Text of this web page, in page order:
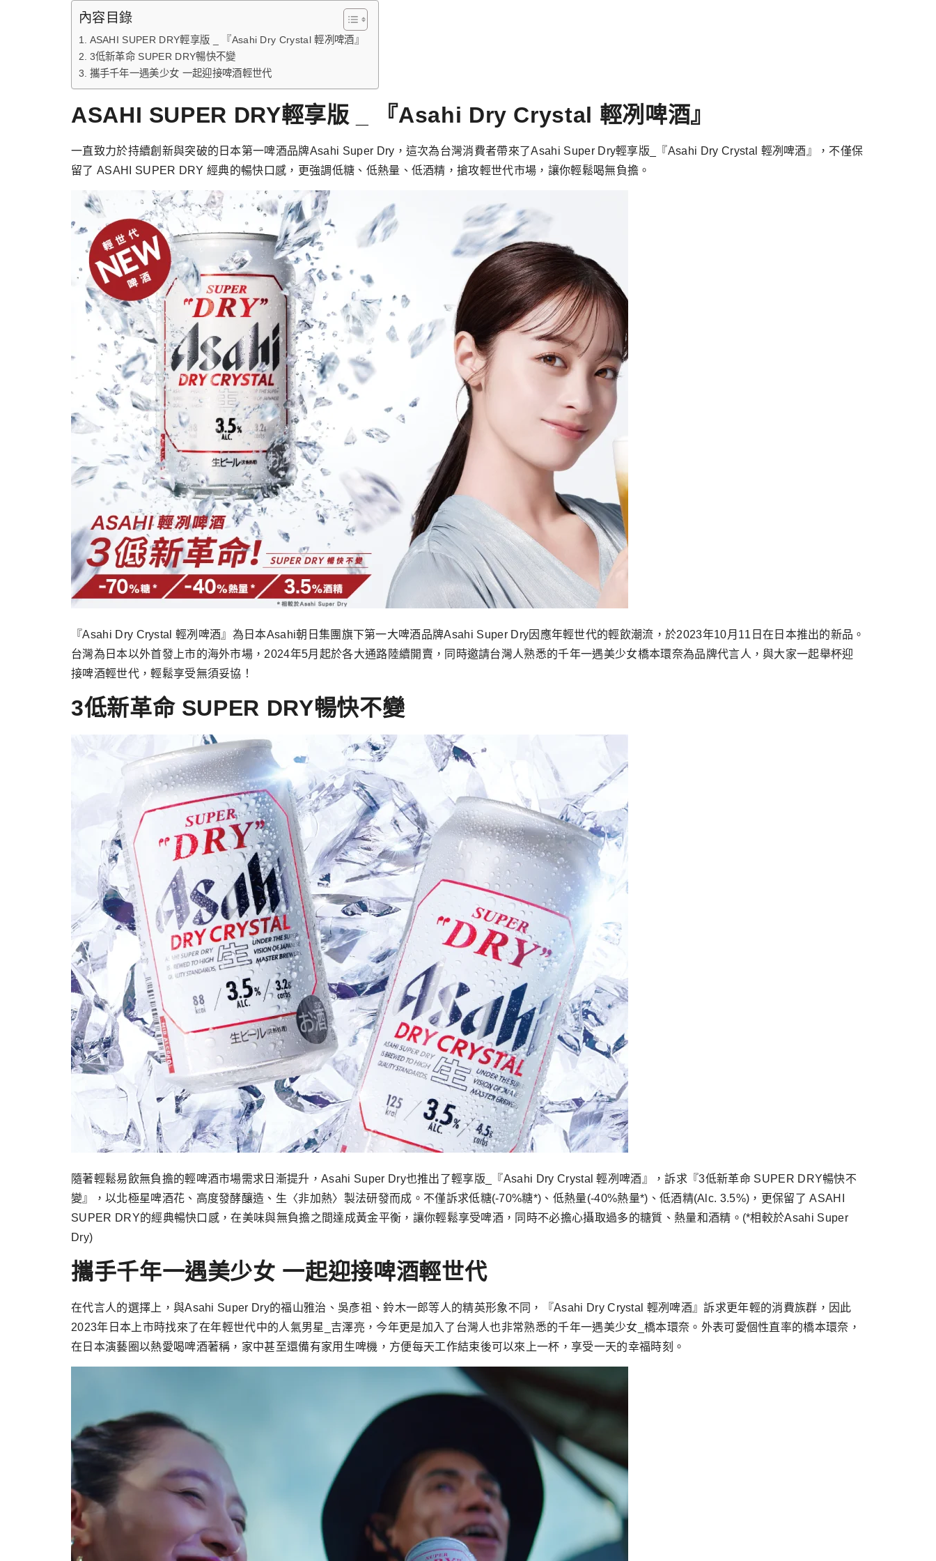
內容目錄
ASAHI SUPER DRY輕享版 _ 『Asahi Dry Crystal 輕冽啤酒』
3低新革命 SUPER DRY暢快不變
攜手千年一遇美少女 一起迎接啤酒輕世代
ASAHI SUPER DRY輕享版 _ 『Asahi Dry Crystal 輕冽啤酒』
一直致力於持續創新與突破的日本第一啤酒品牌Asahi Super Dry，這次為台灣消費者帶來了Asahi Super Dry輕享版_『Asahi Dry Crystal 輕冽啤酒』，不僅保
留了 ASAHI SUPER DRY 經典的暢快口感，更強調低糖、低熱量、低酒精，搶攻輕世代市場，讓你輕鬆喝無負擔。
『Asahi Dry Crystal 輕冽啤酒』為日本Asahi朝日集團旗下第一大啤酒品牌Asahi Super Dry因應年輕世代的輕飲潮流，於2023年10月11日在日本推出的新品。
台灣為日本以外首發上市的海外市場，2024年5月起於各大通路陸續開賣，同時邀請台灣人熟悉的千年一遇美少女橋本環奈為品牌代言人，與大家一起舉杯迎
接啤酒輕世代，輕鬆享受無須妥協！
3低新革命 SUPER DRY暢快不變
隨著輕鬆易飲無負擔的輕啤酒市場需求日漸提升，Asahi Super Dry也推出了輕享版_『Asahi Dry Crystal 輕冽啤酒』，訴求『3低新革命 SUPER DRY暢快不
變』，以北極星啤酒花、高度發酵釀造、生〈非加熱〉製法研發而成。不僅訴求低糖(-70%糖*)、低熱量(-40%熱量*)、低酒精(Alc. 3.5%)，更保留了 ASAHI
SUPER DRY的經典暢快口感，在美味與無負擔之間達成黃金平衡，讓你輕鬆享受啤酒，同時不必擔心攝取過多的糖質、熱量和酒精。(*相較於Asahi Super
Dry)
攜手千年一遇美少女 一起迎接啤酒輕世代
在代言人的選擇上，與Asahi Super Dry的福山雅治、吳彥祖、鈴木一郎等人的精英形象不同，『Asahi Dry Crystal 輕冽啤酒』訴求更年輕的消費族群，因此
2023年日本上市時找來了在年輕世代中的人氣男星_吉澤亮，今年更是加入了台灣人也非常熟悉的千年一遇美少女_橋本環奈。外表可愛個性直率的橋本環奈，
在日本演藝圈以熱愛喝啤酒著稱，家中甚至還備有家用生啤機，方便每天工作結束後可以來上一杯，享受一天的幸福時刻。